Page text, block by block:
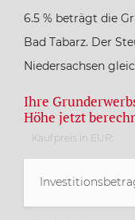
6.5 % beträgt die
Bad Tabarz. Der
Niedersachsen
Ihre
Höhe jetzt
Kaufpreis in EUR: